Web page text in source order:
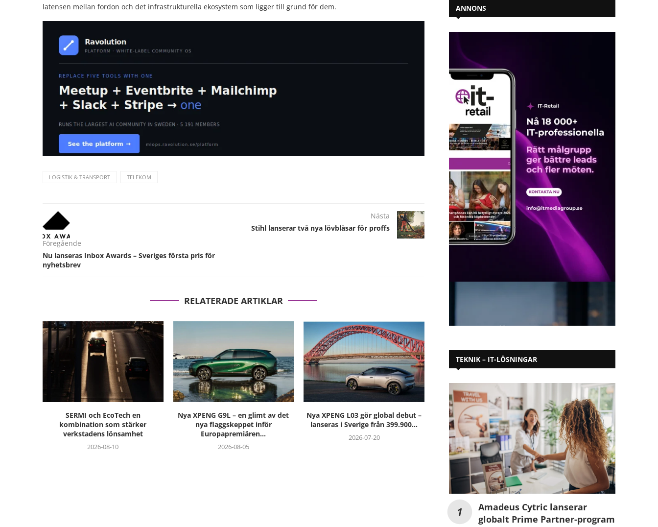
latensen mellan fordon och det infrastrukturella ekosystem som ligger till grund för dem.
LOGISTIK & TRANSPORT TELEKOM
Föregående
Nu lanseras Inbox Awards – Sveriges första pris för
nyhetsbrev
Nästa
Stihl lanserar två nya lövblåsar för proffs
RELATERADE ARTIKLAR
SERMI och EcoTech en
kombination som stärker
verkstadens lönsamhet
2026-08-10
Nya XPENG G9L – en glimt av det
nya flaggskeppet inför
Europapremiären...
2026-08-05
Nya XPENG L03 gör global debut –
lanseras i Sverige från 399.900...
2026-07-20
ANNONS
TEKNIK – IT-LÖSNINGAR
Amadeus Cytric lanserar
globalt Prime Partner-program